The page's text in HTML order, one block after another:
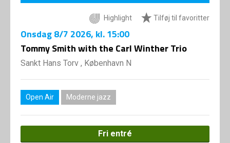
VINTERJAZZ
Temaer
LOCATIONS
App
INFO
Om fonden
SHOP
Highlight Tilføj til favoritter
Onsdag8/7 2026, kl. 15:00
Tommy Smith with the Carl Winther Trio
Sankt Hans Torv , København N
Open Air Moderne jazz
Fri entré